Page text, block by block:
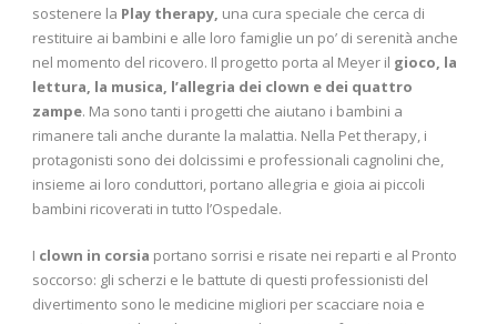
sostenere la Play therapy, una cura speciale che cerca di
restituire ai bambini e alle loro famiglie un po’ di serenità anche
nel momento del ricovero. Il progetto porta al Meyer il gioco, la
lettura, la musica, l’allegria dei clown e dei quattro
zampe. Ma sono tanti i progetti che aiutano i bambini a
rimanere tali anche durante la malattia. Nella Pet therapy, i
protagonisti sono dei dolcissimi e professionali cagnolini che,
insieme ai loro conduttori, portano allegria e gioia ai piccoli
bambini ricoverati in tutto l’Ospedale.
I clown in corsia portano sorrisi e risate nei reparti e al Pronto
soccorso: gli scherzi e le battute di questi professionisti del
divertimento sono le medicine migliori per scacciare noia e